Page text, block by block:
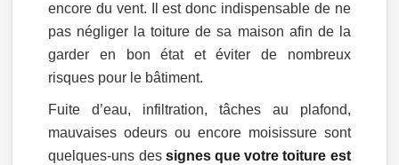
encore du vent. Il est donc indispensable de ne
pas négliger la toiture de sa maison afin de la
garder en bon état et éviter de nombreux
risques pour le bâtiment.
Fuite d’eau, infiltration, tâches au plafond,
mauvaises odeurs ou encore moisissure sont
quelques-uns des signes que votre toiture est